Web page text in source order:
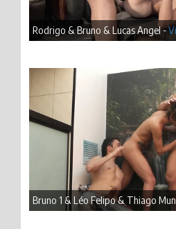
Rodrigo & Bruno & Lucas Angel -
Bruno 1 & Léo Felipo & Thiago